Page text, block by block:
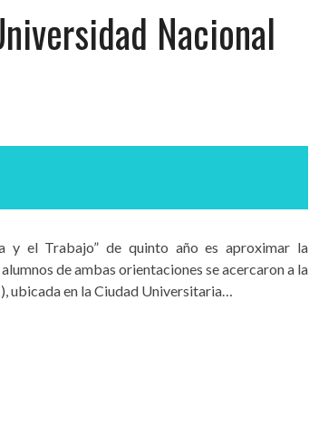
Nacional
y el Trabajo” de quinto año es aproximar la
de ambas orientaciones se acercaron a la
ubicada en la Ciudad Universitaria…